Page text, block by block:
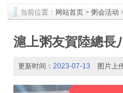
当前位置： 网站首页 > 粥会活动
滬上粥友賀陸總長
更新时间： 2023-07-13 图片上